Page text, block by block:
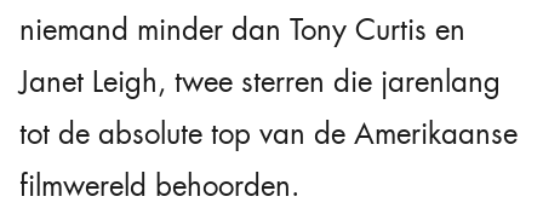
niemand minder dan Tony Curtis en
Janet Leigh, twee sterren die jarenlang
tot de absolute top van de Amerikaanse
filmwereld behoorden.